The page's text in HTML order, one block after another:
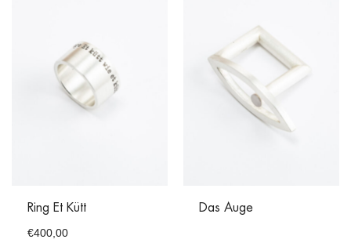
Ring Et Kütt
€400,00
Das Auge